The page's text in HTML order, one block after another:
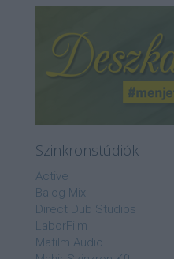
Szinkronstúdiók
Active
Balog Mix
Direct Dub Studios
LaborFilm
Mafilm Audio